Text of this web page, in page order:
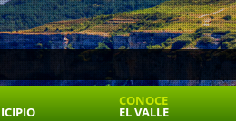
CONOCE
EL VALLE